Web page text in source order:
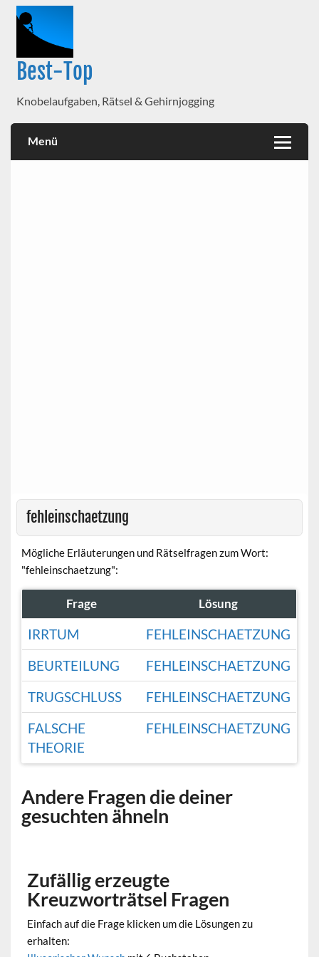
Best-Top
Knobelaufgaben, Rätsel & Gehirnjogging
Menü
fehleinschaetzung
Mögliche Erläuterungen und Rätselfragen zum Wort:
"fehleinschaetzung":
Frage Lösung
IRRTUM
FEHLEINSCHAETZUNG
BEURTEILUNG
FEHLEINSCHAETZUNG
TRUGSCHLUSS
FEHLEINSCHAETZUNG
FALSCHE
THEORIE
FEHLEINSCHAETZUNG
Andere Fragen die deiner
gesuchten ähneln
Zufällig erzeugte
Kreuzworträtsel Fragen
Einfach auf die Frage klicken um die Lösungen zu
erhalten: